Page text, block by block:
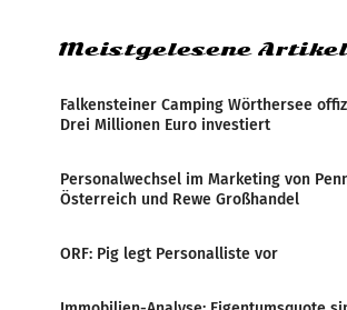
Meistgelesene Artikel
Falkensteiner Camping Wörthersee
Drei Millionen Euro investiert
Personalwechsel im Marketing von
Österreich und Rewe Großhandel
ORF: Pig legt Personalliste vor